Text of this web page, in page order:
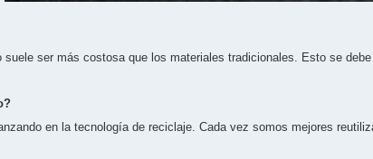
ser más costosa que los materiales tradicionales. Esto se
en la tecnología de reciclaje. Cada vez somos mejores